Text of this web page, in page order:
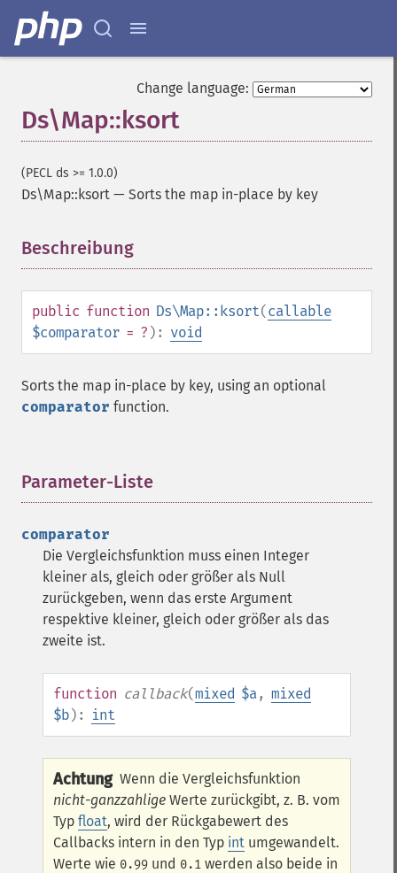
Change language:
Ds\Map::ksort
(PECL ds >= 1.0.0)
Ds\Map::ksort — Sorts the map in-place by key
Beschreibung
public function Ds\Map::ksort(callable
$comparator = ? ): void
Sorts the map in-place by key, using an optional
comparator function.
Parameter-Liste
comparator
Die Vergleichsfunktion muss einen Integer
kleiner als, gleich oder größer als Null
zurückgeben, wenn das erste Argument
respektive kleiner, gleich oder größer als das
zweite ist.
function callback(mixed $a, mixed
$b): int
Achtung Wenn die Vergleichsfunktion
nicht-ganzzahlige Werte zurückgibt, z. B. vom
Typ float, wird der Rückgabewert des
Callbacks intern in den Typ int umgewandelt.
Werte wie 0.99 und 0.1 werden also beide in